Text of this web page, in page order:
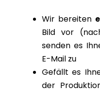
Wir bereiten
Bild vor
senden es
E-Mail zu
Gefällt es
der